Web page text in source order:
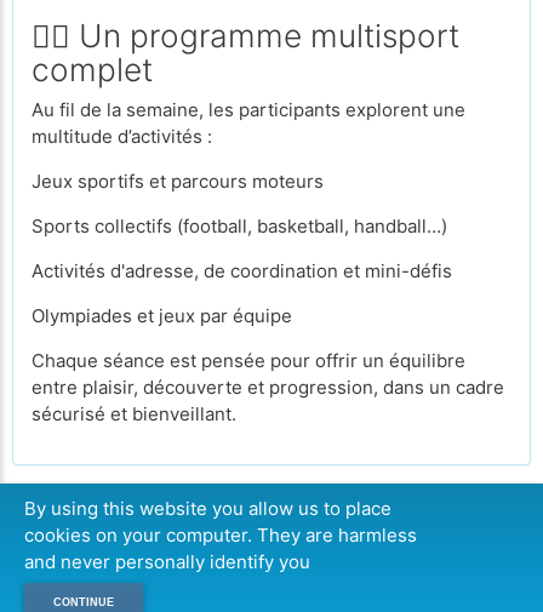
🏃‍♂️ Un programme multisport
complet
Au fil de la semaine, les participants explorent une
multitude d’activités :
Jeux sportifs et parcours moteurs
Sports collectifs (football, basketball, handball…)
Activités d'adresse, de coordination et mini-défis
Olympiades et jeux par équipe
Chaque séance est pensée pour offrir un équilibre
entre plaisir, découverte et progression, dans un cadre
sécurisé et bienveillant.
CONTINUER
By using this website you allow us to place
cookies on your computer. They are harmless
and never personally identify you
CONTINUE